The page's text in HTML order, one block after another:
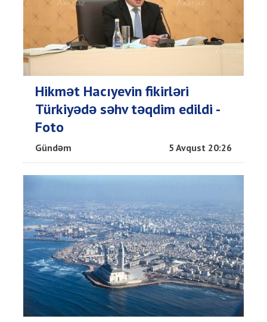
Hikmət Hacıyevin fikirləri
Türkiyədə səhv təqdim edildi -
Foto
Gündəm 5 Avqust 20:26